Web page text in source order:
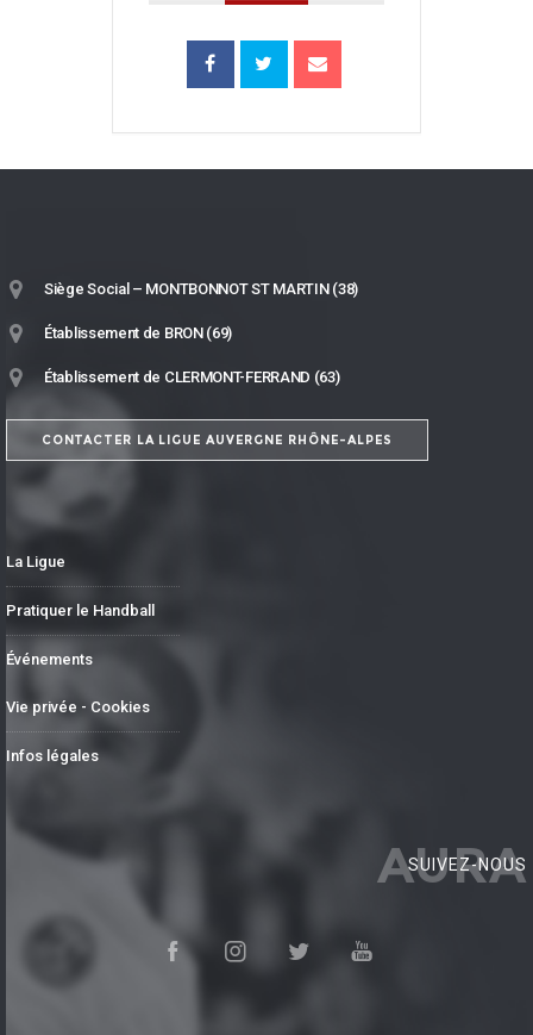
Siège Social – MONTBONNOT ST MARTIN (38)
Établissement de BRON (69)
Établissement de CLERMONT-FERRAND (63)
CONTACTER LA LIGUE AUVERGNE RHÔNE-ALPES
La Ligue
Pratiquer le Handball
Événements
Vie privée - Cookies
Infos légales
AURA
SUIVEZ-NOUS